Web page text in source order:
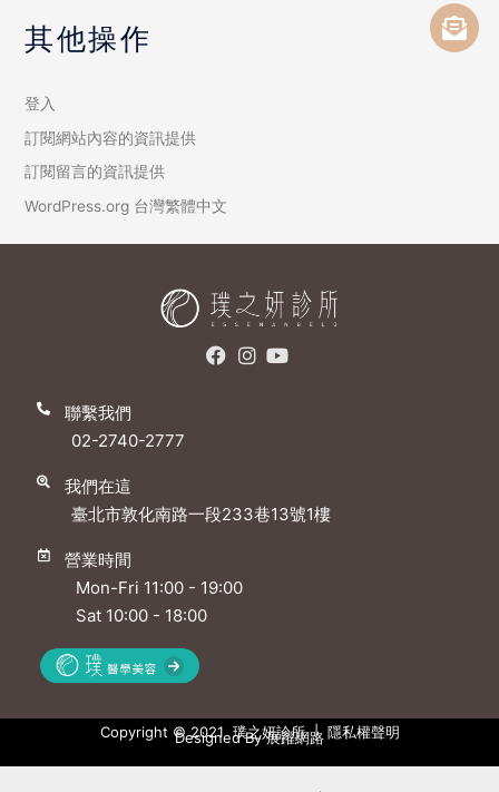
其他操作
登入
訂閱網站內容的資訊提供
訂閱留言的資訊提供
WordPress.org 台灣繁體中文
聯繫我們
02-2740-2777
我們在這
臺北市敦化南路一段233巷13號1樓
營業時間
Mon-Fri 11:00 - 19:00
Sat 10:00 - 18:00
Copyright © 2021 璞之妍診所 | 隱私權聲明
Designed By 展躍網路